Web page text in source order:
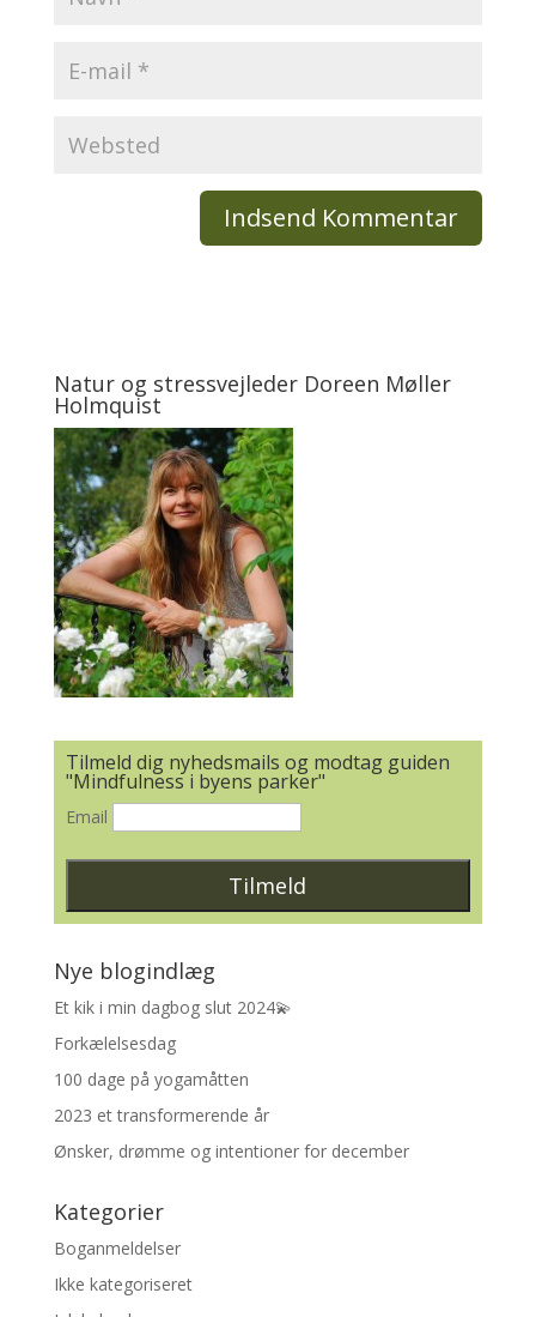
Natur og stressvejleder Doreen Møller
Holmquist
Tilmeld dig nyhedsmails og modtag guiden
"Mindfulness i byens parker"
Email
Nye blogindlæg
Et kik i min dagbog slut 2024💫
Forkælelsesdag
100 dage på yogamåtten
2023 et transformerende år
Ønsker, drømme og intentioner for december
Kategorier
Boganmeldelser
Ikke kategoriseret